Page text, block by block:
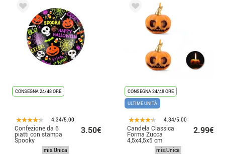
CONSEGNA 24/48 ORE
4.34/5.00
Confezione da 6
piatti con stampa
Spooky
Halloween da 23
3.50€
mis.Unica
CONSEGNA 24/48 ORE
ULTIME UNITÀ
4.34/5.00
Candela Classica
Forma Zucca
4,5x4,5x5 cm
2.99€
mis.Unica